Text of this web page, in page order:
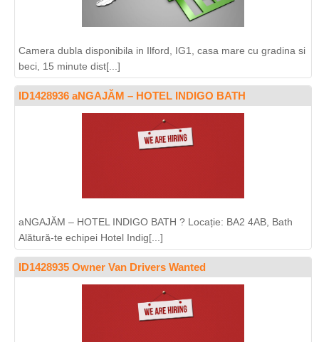
Camera dubla disponibila in Ilford, IG1, casa mare cu gradina si
beci, 15 minute dist[...]
ID1428936 aNGAJĂM – HOTEL INDIGO BATH
aNGAJĂM – HOTEL INDIGO BATH ? Locație: BA2 4AB, Bath
Alătură-te echipei Hotel Indig[...]
ID1428935 Owner Van Drivers Wanted